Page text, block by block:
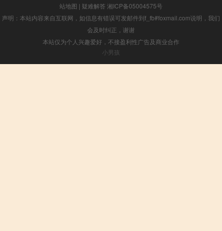
站地图 | 疑难解答 湘ICP备05004575号
声明：本站内容来自互联网，如信息有错误可发邮件到f_fb#foxmail.com说明，我们
会及时纠正，谢谢
本站仅为个人兴趣爱好，不接盈利性广告及商业合作
小男孩